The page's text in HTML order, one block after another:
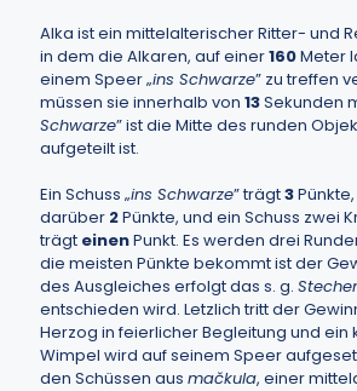
Alka ist ein mittelalterischer Ritter- und
in dem die Alkaren, auf einer160Meter
einem Speer „ins Schwarze” zu treffen
müssen sie innerhalb von 13Sekunden
Schwarze” ist die Mitte des runden
aufgeteilt ist.
Ein Schuss „ins Schwarze” trägt3
darüber 2Pünkte, und ein Schuss zwei
trägt einenPunkt. Es werden drei
die meisten Pünkte bekommt ist der
des Ausgleiches erfolgt das s. g.
entschieden wird. Letzlich tritt der
Herzog in feierlicher Begleitung und ein
Wimpel wird auf seinem Speer
den Schüssen aus mačkula, einer